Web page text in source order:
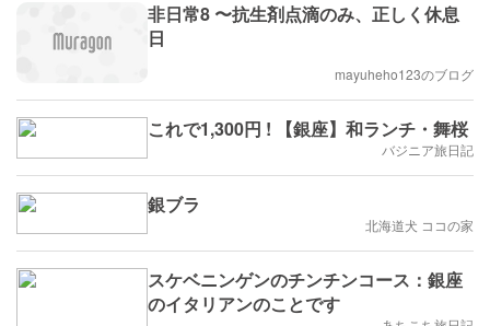
非日常8 〜抗生剤点滴のみ、正しく休息
日
mayuheho123のブログ
これで1,300円 ! 【銀座】和ランチ・舞桜
バジニア旅日記
銀ブラ
北海道犬 ココの家
スケベニンゲンのチンチンコース：銀座
のイタリアンのことです